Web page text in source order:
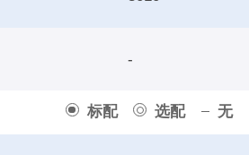
标配 选配 无
-